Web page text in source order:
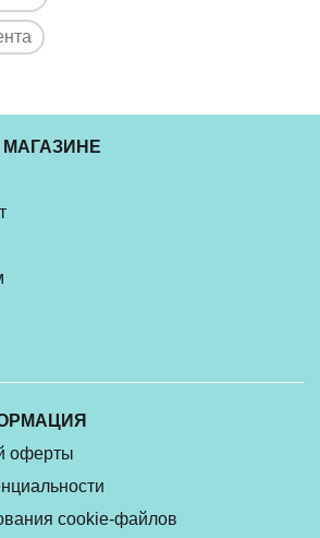
оферты
cookie-файлов